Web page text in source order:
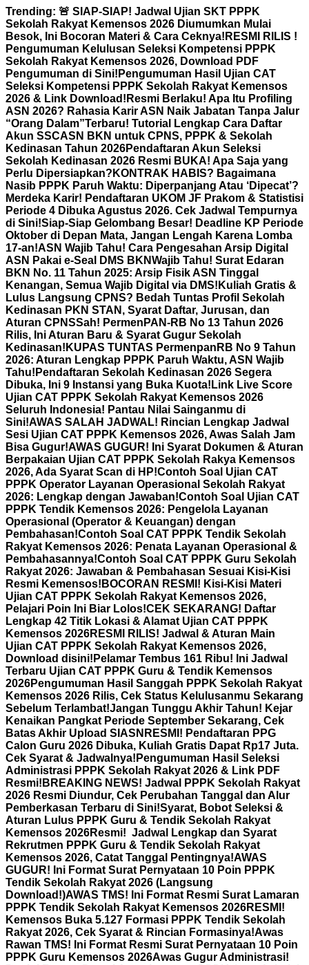
Skip
to
content
Trending: 🚨 SIAP-SIAP! Jadwal Ujian SKT PPPK
Sekolah Rakyat Kemensos 2026 Diumumkan Mulai
Besok, Ini Bocoran Materi & Cara Ceknya! RESMI RILIS !
Pengumuman Kelulusan Seleksi Kompetensi PPPK
Sekolah Rakyat Kemensos 2026, Download PDF
Pengumuman di Sini! Pengumuman Hasil Ujian CAT
Seleksi Kompetensi PPPK Sekolah Rakyat Kemensos
2026 & Link Download! Resmi Berlaku! Apa Itu Profiling
ASN 2026? Rahasia Karir ASN Naik Jabatan Tanpa Jalur
“Orang Dalam”Terbaru! Tutorial Lengkap Cara Daftar
Akun SSCASN BKN untuk CPNS, PPPK & Sekolah
Kedinasan Tahun 2026Pendaftaran Akun Seleksi
Sekolah Kedinasan 2026 Resmi BUKA! Apa Saja yang
Perlu Dipersiapkan? KONTRAK HABIS? Bagaimana
Nasib PPPK Paruh Waktu: Diperpanjang Atau ‘Dipecat’?
Merdeka Karir! Pendaftaran UKOM JF Prakom & Statistisi
Periode 4 Dibuka Agustus 2026. Cek Jadwal Tempurnya
di Sini!Siap-Siap Gelombang Besar! Deadline KP Periode
Oktober di Depan Mata, Jangan Lengah Karena Lomba
17-an!ASN Wajib Tahu! Cara Pengesahan Arsip Digital
ASN Pakai e-Seal DMS BKNWajib Tahu! Surat Edaran
BKN No. 11 Tahun 2025: Arsip Fisik ASN Tinggal
Kenangan, Semua Wajib Digital via DMS! Kuliah Gratis &
Lulus Langsung CPNS? Bedah Tuntas Profil Sekolah
Kedinasan PKN STAN, Syarat Daftar, Jurusan, dan
Aturan CPNSSah! PermenPAN-RB No 13 Tahun 2026
Rilis, Ini Aturan Baru & Syarat Gugur Sekolah
Kedinasan! KUPAS TUNTAS PermenpanRB No 9 Tahun
2026: Aturan Lengkap PPPK Paruh Waktu, ASN Wajib
Tahu! Pendaftaran Sekolah Kedinasan 2026 Segera
Dibuka, Ini 9 Instansi yang Buka Kuota! Link Live Score
Ujian CAT PPPK Sekolah Rakyat Kemensos 2026
Seluruh Indonesia! Pantau Nilai Sainganmu di
Sini!AWAS SALAH JADWAL! Rincian Lengkap Jadwal
Sesi Ujian CAT PPPK Kemensos 2026, Awas Salah Jam
Bisa Gugur!AWAS GUGUR! Ini Syarat Dokumen & Aturan
Berpakaian Ujian CAT PPPK Sekolah Rakya Kemensos
2026, Ada Syarat Scan di HP!Contoh Soal Ujian CAT
PPPK Operator Layanan Operasional Sekolah Rakyat
2026: Lengkap dengan Jawaban!Contoh Soal Ujian CAT
PPPK Tendik Kemensos 2026: Pengelola Layanan
Operasional (Operator & Keuangan) dengan
Pembahasan!Contoh Soal CAT PPPK Tendik Sekolah
Rakyat Kemensos 2026: Penata Layanan Operasional &
Pembahasannya!Contoh Soal CAT PPPK Guru Sekolah
Rakyat 2026: Jawaban & Pembahasan Sesuai Kisi-Kisi
Resmi Kemensos! BOCORAN RESMI! Kisi-Kisi Materi
Ujian CAT PPPK Sekolah Rakyat Kemensos 2026,
Pelajari Poin Ini Biar Lolos!CEK SEKARANG! Daftar
Lengkap 42 Titik Lokasi & Alamat Ujian CAT PPPK
Kemensos 2026RESMI RILIS! Jadwal & Aturan Main
Ujian CAT PPPK Sekolah Rakyat Kemensos 2026,
Download disini! Pelamar Tembus 161 Ribu! Ini Jadwal
Terbaru Ujian CAT PPPK Guru & Tendik Kemensos
2026Pengumuman Hasil Sanggah PPPK Sekolah Rakyat
Kemensos 2026 Rilis, Cek Status Kelulusanmu Sekarang
Sebelum Terlambat!Jangan Tunggu Akhir Tahun! Kejar
Kenaikan Pangkat Periode September Sekarang, Cek
Batas Akhir Upload SIASN RESMI! Pendaftaran PPG
Calon Guru 2026 Dibuka, Kuliah Gratis Dapat Rp17 Juta.
Cek Syarat & Jadwalnya! Pengumuman Hasil Seleksi
Administrasi PPPK Sekolah Rakyat 2026 & Link PDF
Resmi! BREAKING NEWS! Jadwal PPPK Sekolah Rakyat
2026 Resmi Diundur, Cek Perubahan Tanggal dan Alur
Pemberkasan Terbaru di Sini!Syarat, Bobot Seleksi &
Aturan Lulus PPPK Guru & Tendik Sekolah Rakyat
Kemensos 2026Resmi! Jadwal Lengkap dan Syarat
Rekrutmen PPPK Guru & Tendik Sekolah Rakyat
Kemensos 2026, Catat Tanggal Pentingnya!AWAS
GUGUR! Ini Format Surat Pernyataan 10 Poin PPPK
Tendik Sekolah Rakyat 2026 (Langsung
Download!)AWAS TMS! Ini Format Resmi Surat Lamaran
PPPK Tendik Sekolah Rakyat Kemensos 2026RESMI!
Kemensos Buka 5.127 Formasi PPPK Tendik Sekolah
Rakyat 2026, Cek Syarat & Rincian Formasinya!Awas
Rawan TMS! Ini Format Resmi Surat Pernyataan 10 Poin
PPPK Guru Kemensos 2026Awas Gugur Administrasi!